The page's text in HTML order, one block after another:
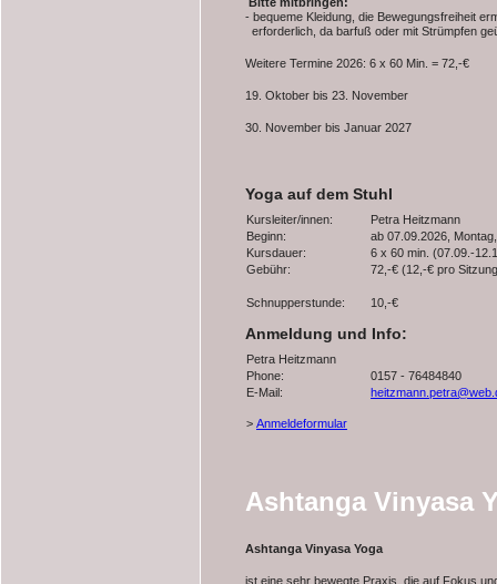
- bequeme Kleidung, die Bewegungsfreiheit
erforderlich, da barfuß oder mit Strümpfen
Weitere Termine 2026: 6 x 60 Min. = 72,-€
19. Oktober bis 23. November
30. November bis Januar 2027
Yoga auf dem Stuhl
Kursleiter/innen:
Petra Heitzmann
Beginn:
ab 07.09.2026,
Kursdauer:
6 x 60 min. (07.09.-
Gebühr:
72,-€ (12,-€ pro
Schnupperstunde: 10,-€
Anmeldung und Info:
Petra Heitzmann
Phone:
0157 - 76484840
E-Mail:
> Anmeldeformular
Ashtanga Vinyasa
Ashtanga Vinyasa Yoga
ist eine sehr bewegte Praxis, die auf Fokus